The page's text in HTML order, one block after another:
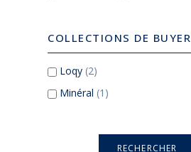
COLLECTIONS DE BUYER
Loqy (2)
Minéral (1)